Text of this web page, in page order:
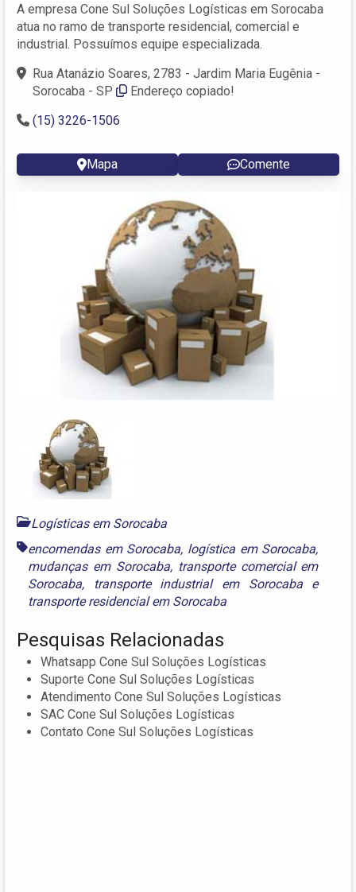
A empresa Cone Sul Soluções Logísticas em Sorocaba
atua no ramo de transporte residencial, comercial e
industrial. Possuímos equipe especializada.
Rua Atanázio Soares, 2783 - Jardim Maria Eugênia -
Sorocaba - SP
Endereço copiado!
(15) 3226-1506
Mapa Comente
Logísticas em Sorocaba
encomendas em Sorocaba, logística em Sorocaba,
mudanças em Sorocaba, transporte comercial em
Sorocaba, transporte industrial em Sorocabae
transporte residencial em Sorocaba
Pesquisas Relacionadas
Whatsapp Cone Sul Soluções Logísticas
Suporte Cone Sul Soluções Logísticas
Atendimento Cone Sul Soluções Logísticas
SAC Cone Sul Soluções Logísticas
Contato Cone Sul Soluções Logísticas